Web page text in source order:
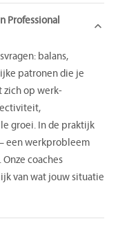
Professional
balans,
patronen die je
zich op werk-
groei. In de praktijk
een werkprobleem
coaches
van wat jouw situatie